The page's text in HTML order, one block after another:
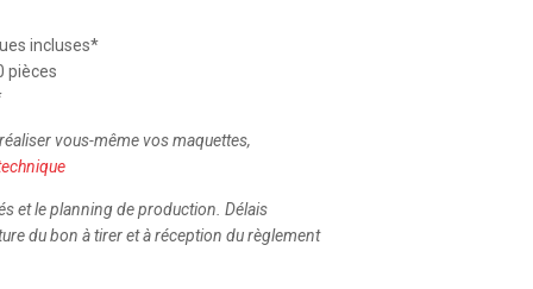
incluses*
pièces
vous-même vos maquettes,
et le planning de production. Délais
du bon à tirer et à réception du règlement